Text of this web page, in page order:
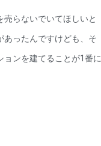
売らないでいてほしいと
あったんですけども、そ
ンを建てることが1番に